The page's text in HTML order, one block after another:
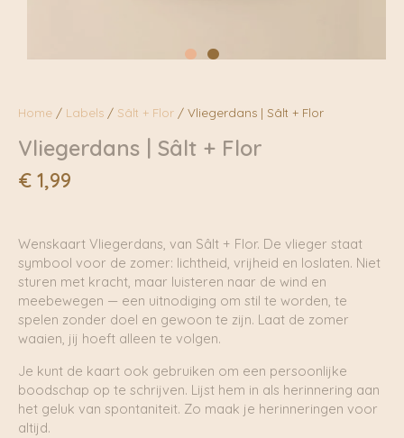
Home / Labels / Sâlt + Flor / Vliegerdans | Sâlt + Flor
Vliegerdans | Sâlt + Flor
€ 1,99
Wenskaart Vliegerdans, van Sâlt + Flor. De vlieger staat
symbool voor de zomer: lichtheid, vrijheid en loslaten. Niet
sturen met kracht, maar luisteren naar de wind en
meebewegen — een uitnodiging om stil te worden, te
spelen zonder doel en gewoon te zijn. Laat de zomer
waaien, jij hoeft alleen te volgen.
Je kunt de kaart ook gebruiken om een persoonlijke
boodschap op te schrijven. Lijst hem in als herinnering aan
het geluk van spontaniteit. Zo maak je herinneringen voor
altijd.